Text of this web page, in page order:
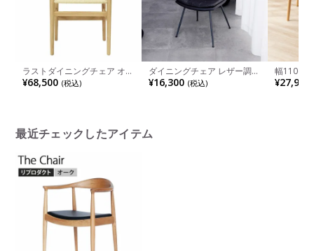
ラストダイニングチェア オー
ク無垢材 天然木 ナチュラル
ペーパーコード 北欧デザイン
¥68,500 (税込)
ダイニングチェア レザー調
チェア 肘なし スチール脚 イ
ス チェアー シンプル 食卓椅
¥16,300 (税込)
幅110cm
ベンチ ビ
PVC 合皮
¥27,900
最近チェックしたアイテム